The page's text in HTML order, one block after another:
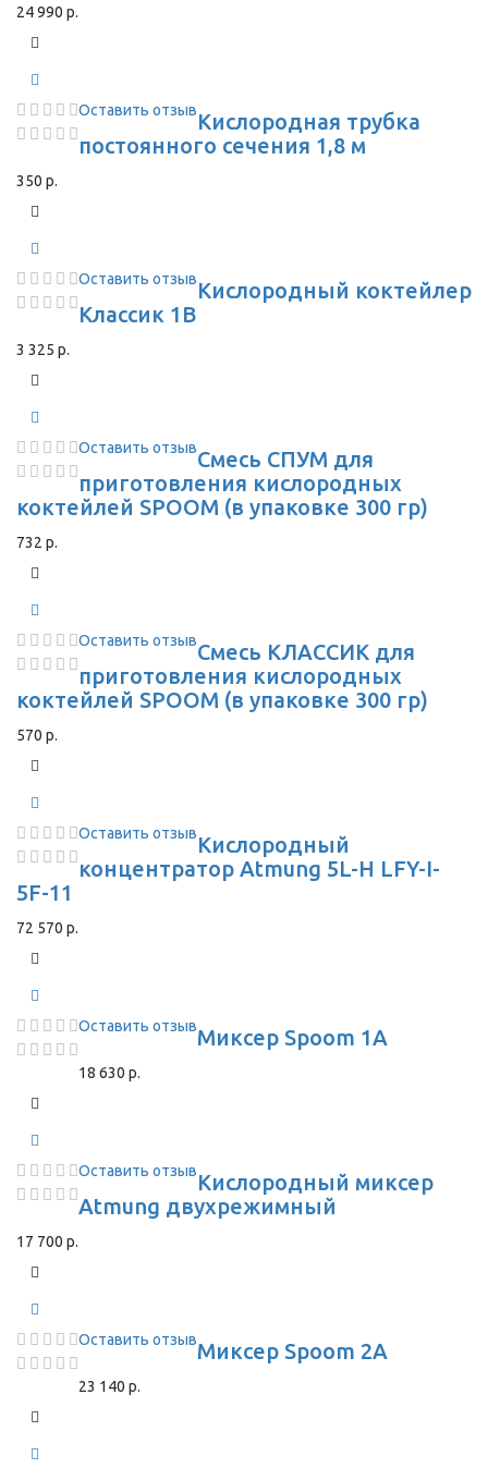
24 990 р.
Оставить отзывКислородная трубка
постоянного сечения 1,8 м
350 р.
Оставить отзывКислородный коктейлер
Классик 1В
3 325 р.
Оставить отзывСмесь СПУМ для
приготовления кислородных
коктейлей SPOOM (в упаковке 300 гр)
732 р.
Оставить отзывСмесь КЛАССИК для
приготовления кислородных
коктейлей SPOOM (в упаковке 300 гр)
570 р.
Оставить отзывКислородный
концентратор Atmung 5L-H LFY-I-
5F-11
72 570 р.
Оставить отзывМиксер Spoom 1A
18 630 р.
Оставить отзывКислородный миксер
Atmung двухрежимный
17 700 р.
Оставить отзывМиксер Spoom 2A
23 140 р.